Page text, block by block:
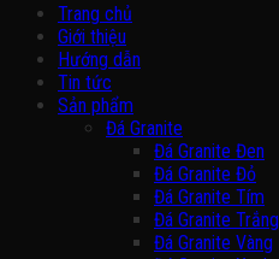
Trang chủ
Giới thiệu
Hướng dẫn
Tin tức
Sản phẩm
Đá Granite
Đá Granite Đen
Đá Granite Đỏ
Đá Granite Tím
Đá Granite Trắng
Đá Granite Vàng